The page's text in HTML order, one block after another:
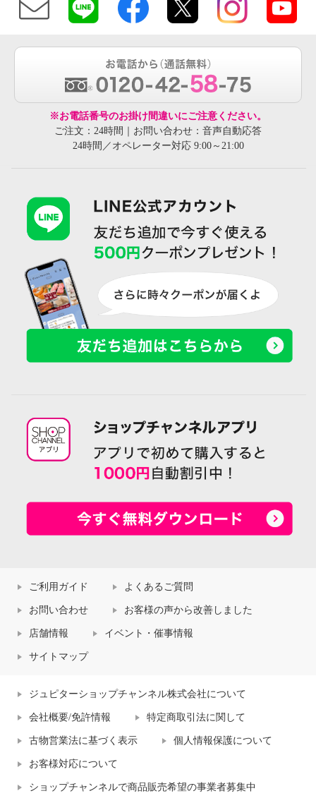
※お電話番号のお掛け間違いにご注意ください。
ご注文：24時間｜お問い合わせ：音声自動応答
24時間／オペレーター対応 9:00～21:00
ご利用ガイド よくあるご質問
お問い合わせ お客様の声から改善しました
店舗情報 イベント・催事情報
サイトマップ
ジュピターショップチャンネル株式会社について
会社概要/免許情報 特定商取引法に関して
古物営業法に基づく表示 個人情報保護について
お客様対応について
ショップチャンネルで商品販売希望の事業者募集中